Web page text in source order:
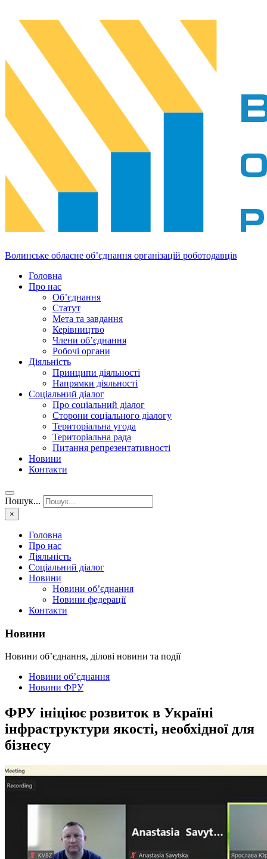
Волинське обласне об’єднання організацій роботодавців
Головна
Про нас
Об’єднання
Статут
Мета та завдання
Керівництво
Члени об’єднання
Робочі органи
Діяльність
Принципи діяльності
Напрямки діяльності
Соціальний діалог
Про соціальний діалог
Сторони соціального діалогу
Територіальна угода
Територіальна рада
Питання репрезентативності
Новини
Контакти
Пошук...
×
Головна
Про нас
Діяльність
Соціальний діалог
Новини
Новини об’єднання
Новини федерації
Контакти
Новини
Новини об’єднання, ділові новини та події
Новини об’єднання
Новини ФРУ
ФРУ ініціює розвиток в Україні
інфраструктури якості, необхідної для
бізнесу